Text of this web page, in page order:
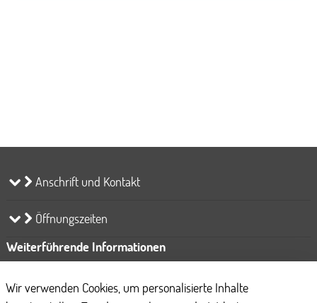
Anschrift und Kontakt
Öffnungszeiten
Weiterführende Informationen
Bankverbindung
Wir verwenden Cookies, um personalisierte Inhalte